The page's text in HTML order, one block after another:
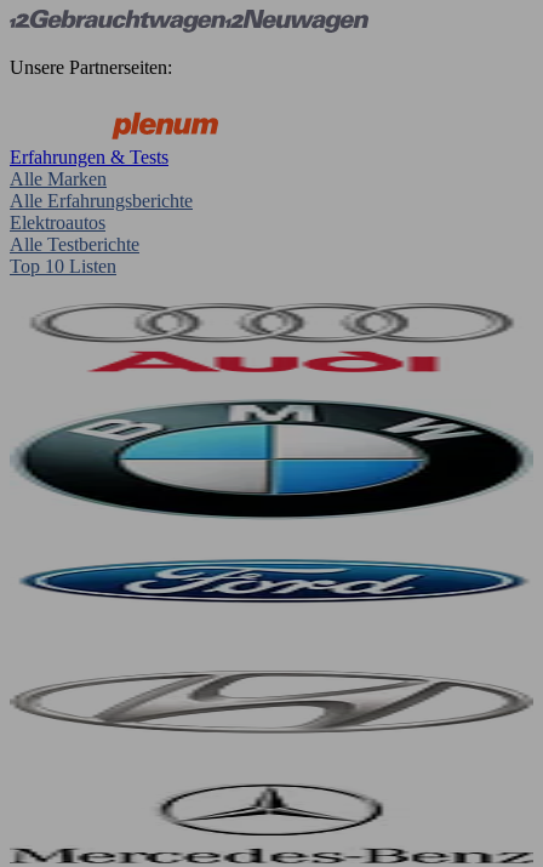
Unsere Partnerseiten:
Erfahrungen & Tests
Alle Marken
Alle Erfahrungsberichte
Elektroautos
Alle Testberichte
Top 10 Listen